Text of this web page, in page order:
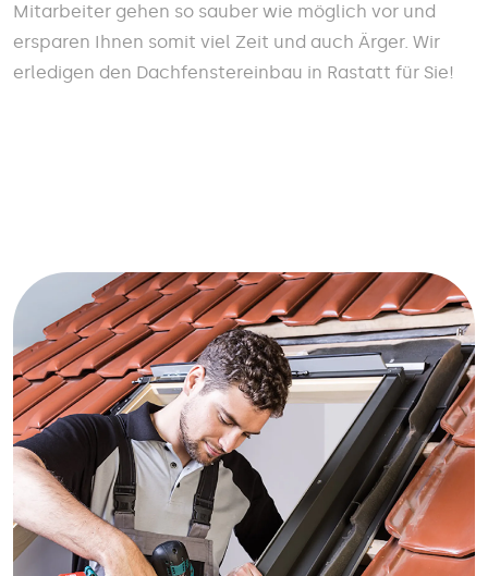
Mitarbeiter gehen so sauber wie möglich vor und
ersparen Ihnen somit viel Zeit und auch Ärger. Wir
erledigen den Dachfenstereinbau in Rastatt für Sie!